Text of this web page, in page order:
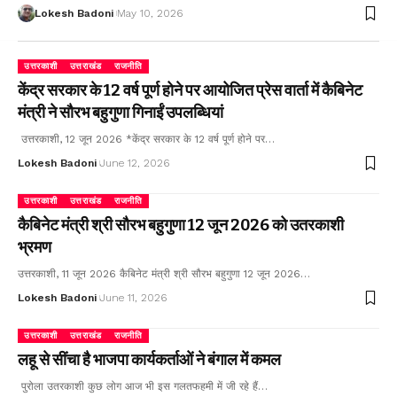
Lokesh Badoni May 10, 2026
उत्तरकाशी उत्तराखंड राजनीति
केंद्र सरकार के 12 वर्ष पूर्ण होने पर आयोजित प्रेस वार्ता में कैबिनेट
मंत्री ने सौरभ बहुगुणा गिनाईं उपलब्धियां
उत्तरकाशी, 12 जून 2026 *केंद्र सरकार के 12 वर्ष पूर्ण होने पर…
Lokesh Badoni June 12, 2026
उत्तरकाशी उत्तराखंड राजनीति
कैबिनेट मंत्री श्री सौरभ बहुगुणा 12 जून 2026 को उतरकाशी
भ्रमण
उत्तरकाशी, 11 जून 2026 कैबिनेट मंत्री श्री सौरभ बहुगुणा 12 जून 2026…
Lokesh Badoni June 11, 2026
उत्तरकाशी उत्तराखंड राजनीति
लहू से सींचा है भाजपा कार्यकर्ताओं ने बंगाल में कमल
पुरोला उतरकाशी कुछ लोग आज भी इस गलतफहमी में जी रहे हैं…